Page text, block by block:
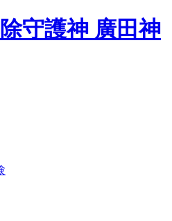
守護神 廣田神